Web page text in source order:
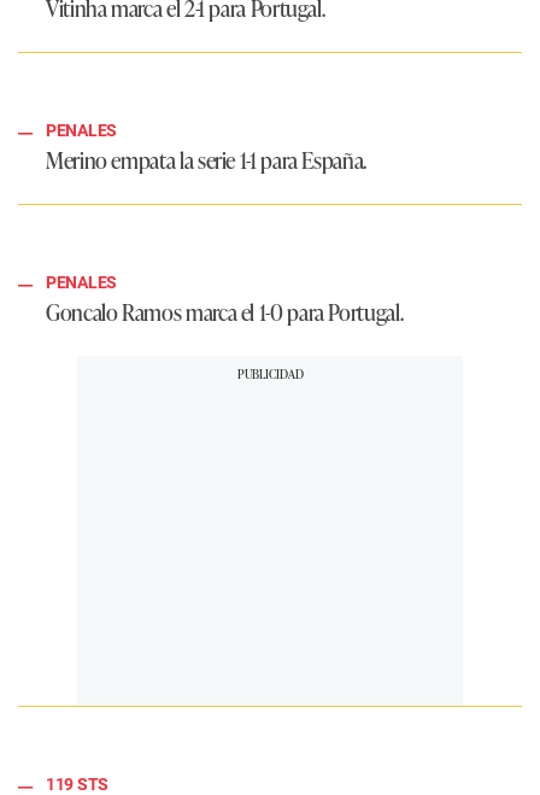
Vitinha marca el 2-1 para Portugal.
PENALES
Merino empata la serie 1-1 para España.
PENALES
Goncalo Ramos marca el 1-0 para Portugal.
119 STS